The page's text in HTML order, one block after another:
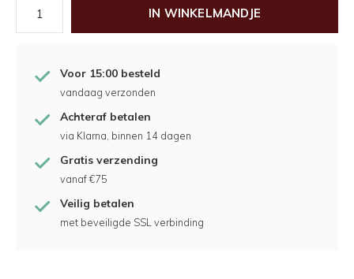
IN WINKELMANDJE
Voor 15:00 besteld
vandaag verzonden
Achteraf betalen
via Klarna, binnen 14 dagen
Gratis verzending
vanaf €75
Veilig betalen
met beveiligde SSL verbinding